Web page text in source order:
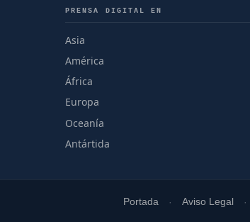
PRENSA DIGITAL EN
Asia
América
África
Europa
Oceanía
Antártida
Portada Aviso Legal